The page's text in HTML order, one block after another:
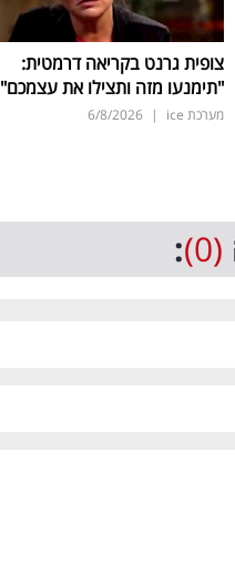
צופית גרנט בקריאה דרמטית:
"תימנעו מזה ותצילו את עצמכם"
מערכת ice |
6/8/2026
(0)
: